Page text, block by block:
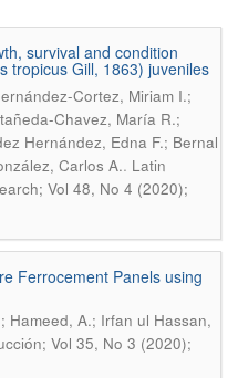
survival and condition
tropicus Gill, 1863) juveniles
Cortez, Miriam I.;
Chavez, María R.;
Hernández, Edna F.; Bernal
Carlos A.. Latin
Vol 48, No 4 (2020);
Ferrocement Panels using
Hameed, A.; Irfan ul Hassan,
Vol 35, No 3 (2020);